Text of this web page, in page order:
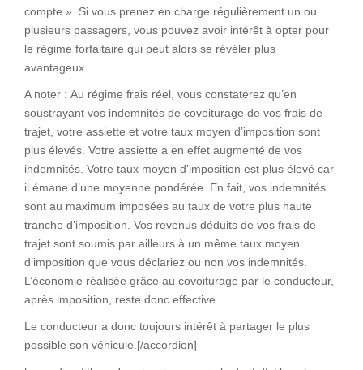
compte ». Si vous prenez en charge régulièrement un ou
plusieurs passagers, vous pouvez avoir intérêt à opter pour
le régime forfaitaire qui peut alors se révéler plus
avantageux.
A noter : Au régime frais réel, vous constaterez qu’en
soustrayant vos indemnités de covoiturage de vos frais de
trajet, votre assiette et votre taux moyen d’imposition sont
plus élevés. Votre assiette a en effet augmenté de vos
indemnités. Votre taux moyen d’imposition est plus élevé car
il émane d’une moyenne pondérée. En fait, vos indemnités
sont au maximum imposées au taux de votre plus haute
tranche d’imposition. Vos revenus déduits de vos frais de
trajet sont soumis par ailleurs à un même taux moyen
d’imposition que vous déclariez ou non vos indemnités.
L’économie réalisée grâce au covoiturage par le conducteur,
après imposition, reste donc effective.
Le conducteur a donc toujours intérêt à partager le plus
possible son véhicule.[/accordion]